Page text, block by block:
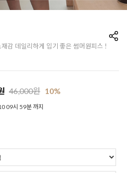
감 데일리하게 입기 좋은 썸머원피스 !
46,000원 10%
09시 59분 까지